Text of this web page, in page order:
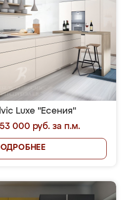
Luxe "Есения"
000 руб. за п.м.